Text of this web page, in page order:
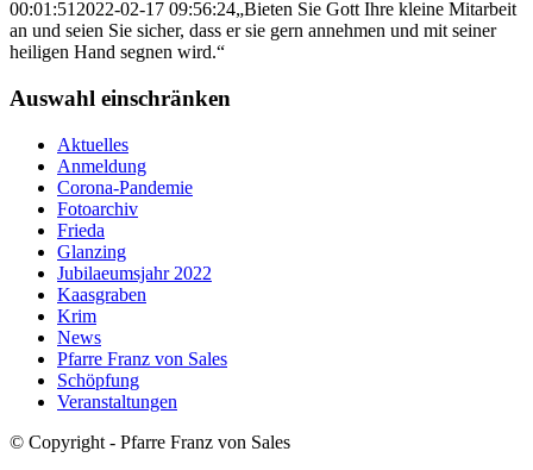
00:01:51 2022-02-17 09:56:24„Bieten Sie Gott Ihre kleine Mitarbeit
an und seien Sie sicher, dass er sie gern annehmen und mit seiner
heiligen Hand segnen wird.“
Auswahl einschränken
Aktuelles
Anmeldung
Corona-Pandemie
Fotoarchiv
Frieda
Glanzing
Jubilaeumsjahr 2022
Kaasgraben
Krim
News
Pfarre Franz von Sales
Schöpfung
Veranstaltungen
© Copyright - Pfarre Franz von Sales